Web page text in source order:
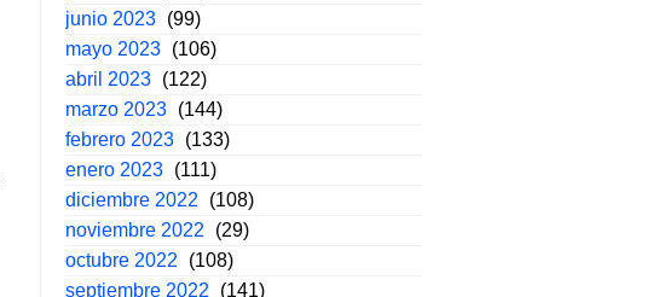
junio 2023 (99)
mayo 2023 (106)
abril 2023 (122)
marzo 2023 (144)
febrero 2023 (133)
enero 2023 (111)
diciembre 2022
(108)
noviembre 2022
(29)
octubre 2022
(108)
septiembre 2022
(141)